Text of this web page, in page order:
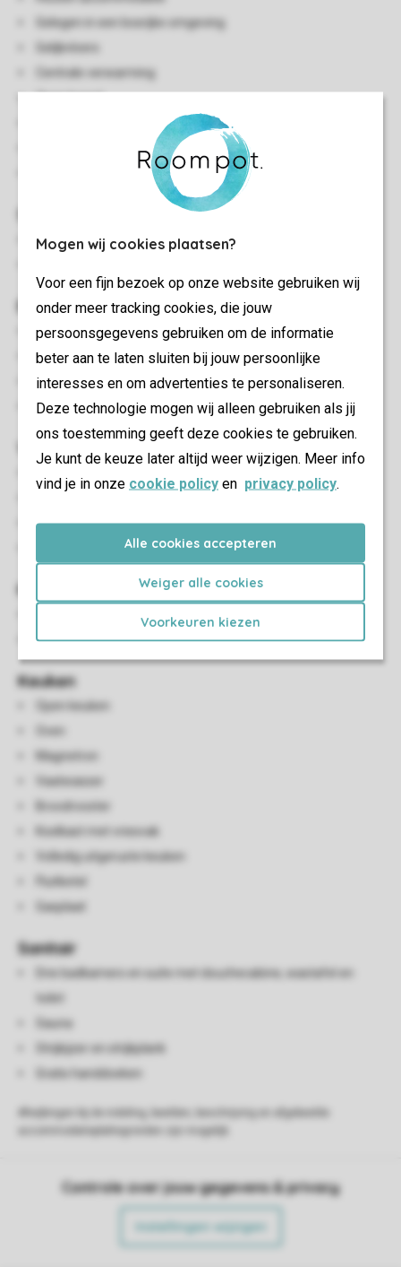
Mogen wij cookies plaatsen?
Voor een fijn bezoek op onze website gebruiken wij
onder meer tracking cookies, die jouw
persoonsgegevens gebruiken om de informatie
beter aan te laten sluiten bij jouw persoonlijke
interesses en om advertenties te personaliseren.
Deze technologie mogen wij alleen gebruiken als jij
ons toestemming geeft deze cookies te gebruiken.
Je kunt de keuze later altijd weer wijzigen. Meer info
vind je in onze cookie policy en privacy policy.
Alle cookies accepteren
Weiger alle cookies
Voorkeuren kiezen
Gelegen in een bosrijke omgeving
Gelijkvloers
Centrale verwarming
Twee slaapkamers met 2-persoonsbed
Buiten
Afgesloten patio
Terrasmeubilair
Luxe bubbelbad (buiten)
Maximaal twee auto's parkeren bij de accommodatie
Woon-/eetkamer
Flatscreen-tv
HDMI-aansluiting
Kindervoorzieningen
Reisbedje (op aanvraag, tegen betaling)
Kinderstoel (tegen betaling)
Keuken
Open keuken
Oven
Magnetron
Vaatwasser
Broodrooster
Koelkast met vriesvak
Volledig uitgeruste keuken
Fluitketel
Gasplaat
Sanitair
Drie badkamers en suite met douchecabine, wastafel en
toilet
Sauna
Strijkijzer en strijkplank
Gratis handdoeken
Controle over jouw gegevens & privacy
Instellingen wijzigen